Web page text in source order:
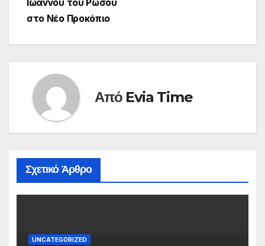
Ιωάννου του Ρώσου
στο Νέο Προκόπιο
Από Evia Time
Σχετικό Άρθρο
UNCATEGORIZED